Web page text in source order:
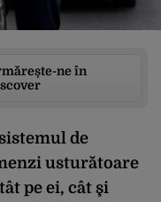
ne în
de
usturătoare
pe ei, cât şi